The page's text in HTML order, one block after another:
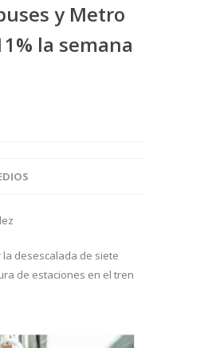
y Metro
la semana
desescalada de siete
de estaciones en el tren